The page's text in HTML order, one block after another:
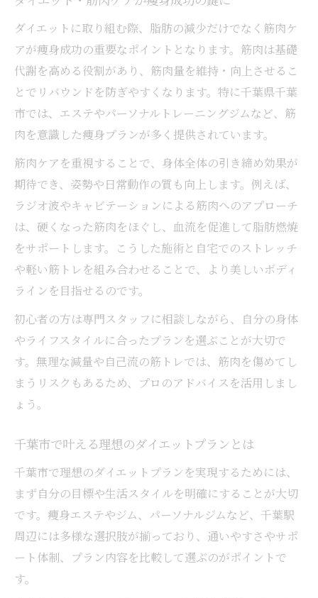
点
痩身エステと筋肉トレの最適な組み合わせ
日常生活でできる筋肉ケアのポイント
千葉市で話題の筋肉ケア付きダイエット体
験
短期間で実感するダイエットプランの選び方
短期集中ダイエットに筋肉ケアを活用
痩身プラン選びで重視すべきポイント
ダイエット・筋肉強化で変化を早く実感
千葉市で人気の短期ダイエットプラン比較
パーソナルジムとエステの違いを知ろう
筋肉を意識した痩身方法でリバウンド対策
つ理由
リバウンド防止のための痩身・筋肉習慣
千葉市で実践できる筋肉重視の痩身法
性
ダイエット迷子に贈る千葉市の痩身アプローチ
自分に合うダイエット・筋肉ケアの見つけ
方
千葉市で選べる多彩な痩身ダイエットプラ
ン
ダイエットに取り組む際、脂肪の減少だけでなく筋肉ケ
アが痩身成功の重要なポイントとなります。筋肉は基礎
代謝を高める役割があり、筋肉量を維持・向上させるこ
とでリバウンドを防ぎやすくなります。特に千葉県千葉
市では、エステやパーソナルトレーニングジムなど、筋
肉を意識した痩身プランが多く提供されています。
筋肉ケアを重視することで、身体全体の引き締め効果が
期待でき、姿勢や日常動作の質も向上します。例えば、
ラジオ波やキャビテーションによる筋肉へのアプローチ
は、硬くなった筋肉をほぐし、血流を促進して脂肪燃焼
をサポートします。こうした施術と自宅でのストレッチ
や軽い筋トレを組み合わせることで、より美しいボディ
ラインを目指せるのです。
初心者の方は専門スタッフに相談しながら、自分の身体
やライフスタイルに合ったプランを選ぶことが大切で
す。無理な減量や自己流の筋トレでは、筋肉を傷めてし
まうリスクもあるため、プロのアドバイスを活用しまし
ょう。
千葉市で叶える理想のダイエットプランとは
千葉市で理想のダイエットプランを実現するためには、
まず自分の目標や生活スタイルを明確にすることが大切
です。痩身エステやジム、パーソナルジムなど、千葉駅
周辺には多様な選択肢が揃っており、通いやすさやサポ
ート体制、プラン内容を比較して選ぶのがポイントで
す。